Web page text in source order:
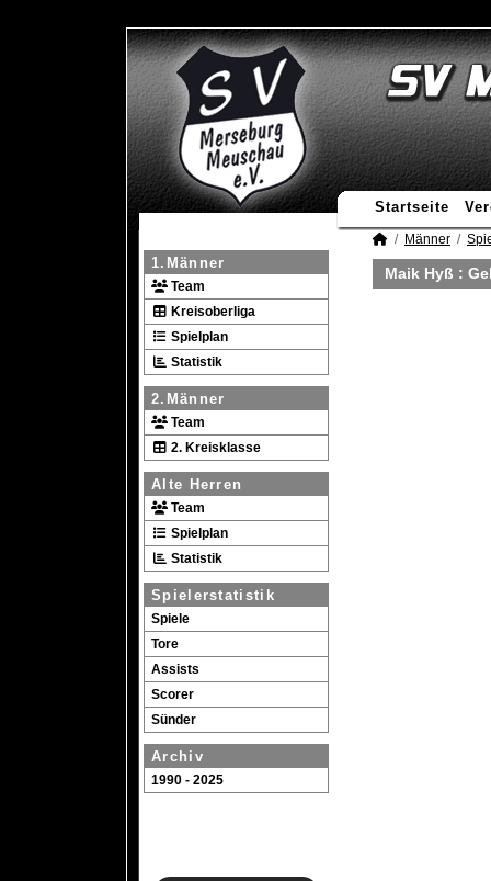
Startseite
1.Männer
Team
Kreisoberliga
Spielplan
Statistik
2.Männer
Team
2. Kreisklasse
Alte Herren
Team
Spielplan
Statistik
Spielerstatistik
Spiele
Tore
Assists
Scorer
Sünder
Archiv
1990 - 2025
Männer
Maik Hyß :